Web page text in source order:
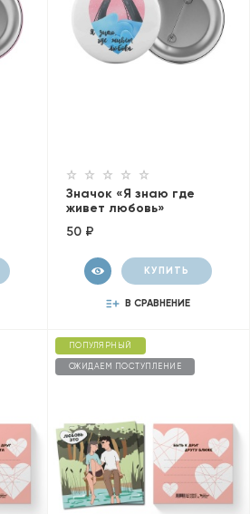
Значок «Я знаю где
живет любовь»
50 ₽
КУПИТЬ
В СРАВНЕНИЕ
ПОПУЛЯРНЫЙ
ОЖИДАЕМ ПОСТУПЛЕНИЕ